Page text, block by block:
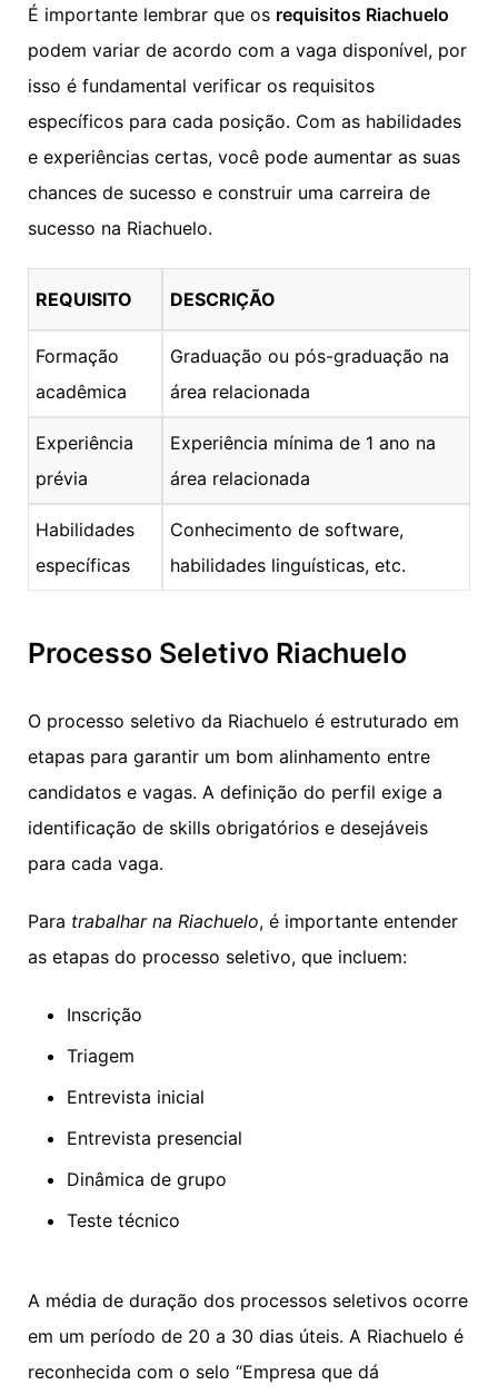
É importante lembrar que os requisitos Riachuelo
podem variar de acordo com a vaga disponível, por
isso é fundamental verificar os requisitos
específicos para cada posição. Com as habilidades
e experiências certas, você pode aumentar as suas
chances de sucesso e construir uma carreira de
sucesso na Riachuelo.
REQUISITO DESCRIÇÃO
Formação
acadêmica
Graduação ou pós-graduação na
área relacionada
Experiência
prévia
Experiência mínima de 1 ano na
área relacionada
Habilidades
específicas
Conhecimento de software,
habilidades linguísticas, etc.
Processo Seletivo Riachuelo
O processo seletivo da Riachuelo é estruturado em
etapas para garantir um bom alinhamento entre
candidatos e vagas. A definição do perfil exige a
identificação de skills obrigatórios e desejáveis
para cada vaga.
Para trabalhar na Riachuelo, é importante entender
as etapas do processo seletivo, que incluem:
Inscrição
Triagem
Entrevista inicial
Entrevista presencial
Dinâmica de grupo
Teste técnico
A média de duração dos processos seletivos ocorre
em um período de 20 a 30 dias úteis. A Riachuelo é
reconhecida com o selo “Empresa que dá